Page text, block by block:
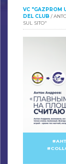
VC "GAZPROM
DEL CLUB /
SUL SITO"